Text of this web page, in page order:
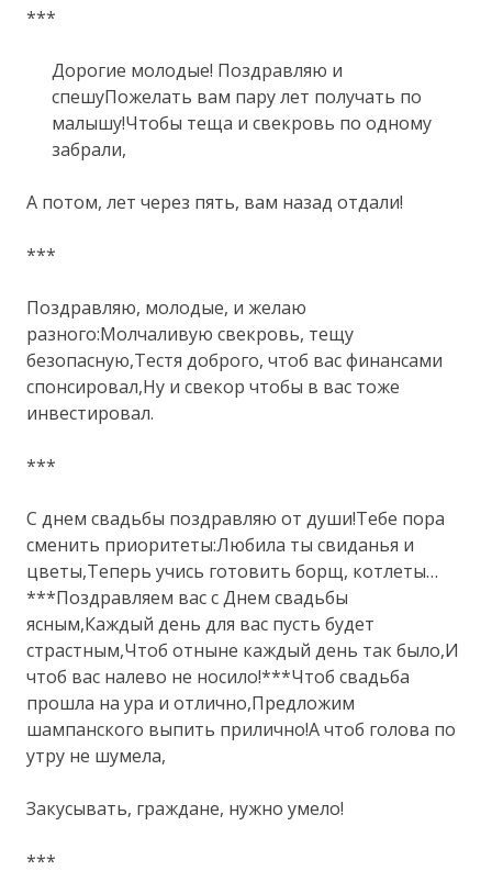
***
Дорогие молодые! Поздравляю и
спешуПожелать вам пару лет получать по
малышу!Чтобы теща и свекровь по одному
забрали,
А потом, лет через пять, вам назад отдали!
***
Поздравляю, молодые, и желаю
разного:Молчаливую свекровь, тещу
безопасную,Тестя доброго, чтоб вас финансами
спонсировал,Ну и свекор чтобы в вас тоже
инвестировал.
***
С днем свадьбы поздравляю от души!Тебе пора
сменить приоритеты:Любила ты свиданья и
цветы,Теперь учись готовить борщ, котлеты…
***Поздравляем вас с Днем свадьбы
ясным,Каждый день для вас пусть будет
страстным,Чтоб отныне каждый день так было,И
чтоб вас налево не носило!***Чтоб свадьба
прошла на ура и отлично,Предложим
шампанского выпить прилично!А чтоб голова по
утру не шумела,
Закусывать, граждане, нужно умело!
***